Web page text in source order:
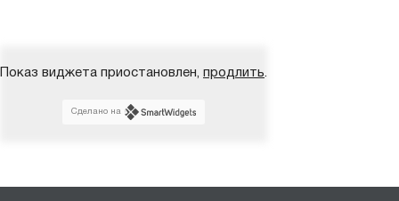
Показ виджета приостановлен, продлить.
Сделано на